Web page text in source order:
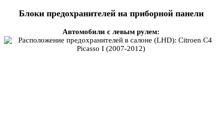
Блоки предохранителей на приборной панели
Автомобили с левым рулем: